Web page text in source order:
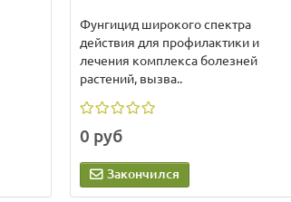
Фунгицид широкого спектра
действия для профилактики и
лечения комплекса болезней
растений, вызва..
0 руб
Закончился